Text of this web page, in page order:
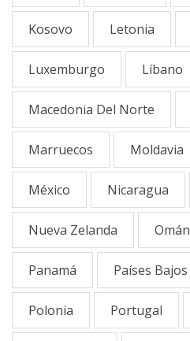
Kosovo Letonia
Luxemburgo Líbano
Macedonia Del Norte
Marruecos Moldavia
México Nicaragua
Nueva Zelanda Omán
Panamá Países Bajos
Polonia Portugal